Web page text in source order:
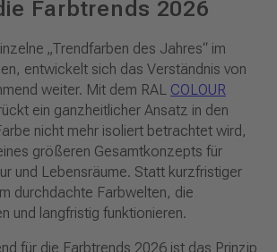
Farbtrends 2026
„Trendfarben des Jahres“ im
entwickelt sich das Verständnis von
weiter. Mit dem RAL COLOUR
ein ganzheitlicher Ansatz in den
nicht mehr isoliert betrachtet wird,
größeren Gesamtkonzepts für
und Lebensräume. Statt kurzfristiger
durchdachte Farbwelten, die
und langfristig funktionieren.
für die Farbtrends 2026 ist das Prinzip